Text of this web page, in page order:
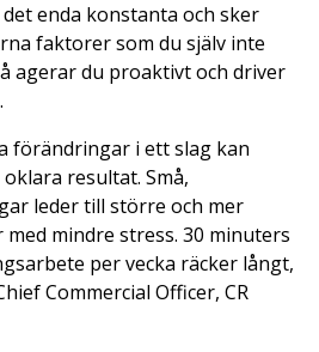
enda konstanta och sker
faktorer som du själv inte
agerar du proaktivt och driver
förändringar i ett slag kan
resultat. Små,
leder till större och mer
mindre stress. 30 minuters
per vecka räcker långt,
Commercial Officer, CR